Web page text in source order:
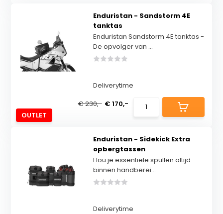
OUTLET
Enduristan - Sandstorm 4E
tanktas
Enduristan Sandstorm 4E tanktas -
De opvolger van ...
Deliverytime
€ 230,- € 170,-
Enduristan - Sidekick Extra
opbergtassen
Hou je essentiële spullen altijd
binnen handberei...
Deliverytime